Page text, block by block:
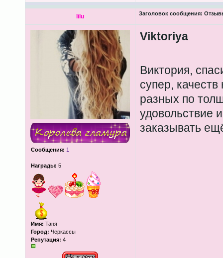
lilu Заголовок сообщения:
Сообщения: 1
Награды: 5
Имя: Таня
Город: Черкассы
Репутация: 4
Viktoriya
Виктория,
супер,
разных по
удовольствие
заказывать